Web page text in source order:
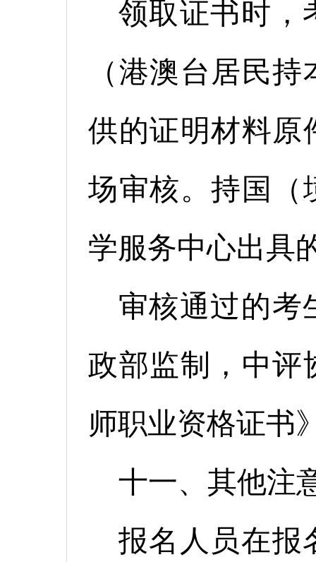
领取证书时，
（港澳台居民
供的证明材料原
场审核。持国（
学服务中心出具
审核通过的考
政部监制，中评
师职业资格证书
十一、其他注
报名人员在报